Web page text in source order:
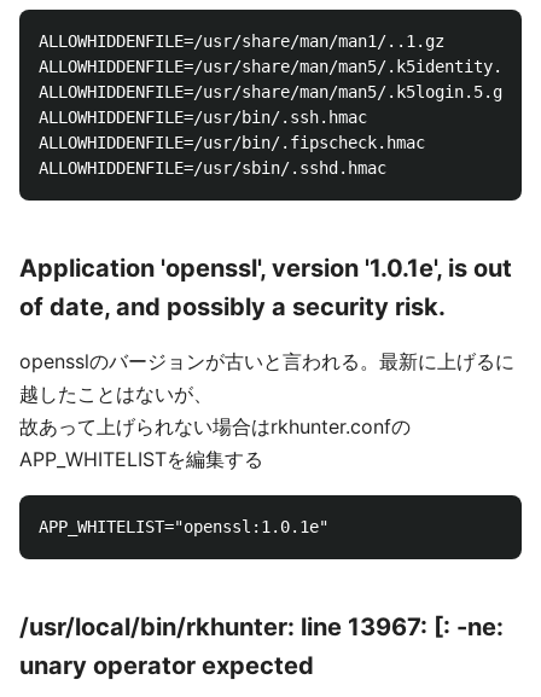
ALLOWHIDDENFILE=/usr/share/man/man1/..1.gz
ALLOWHIDDENFILE=/usr/share/man/man5/.k5identity.5.gz
ALLOWHIDDENFILE=/usr/share/man/man5/.k5login.5.gz
ALLOWHIDDENFILE=/usr/bin/.ssh.hmac
ALLOWHIDDENFILE=/usr/bin/.fipscheck.hmac
Application 'openssl', version '1.0.1e', is out
of date, and possibly a security risk.
opensslのバージョンが古いと言われる。最新に上げるに
越したことはないが、
故あって上げられない場合はrkhunter.confの
APP_WHITELISTを編集する
/usr/local/bin/rkhunter: line 13967: [: -ne:
unary operator expected